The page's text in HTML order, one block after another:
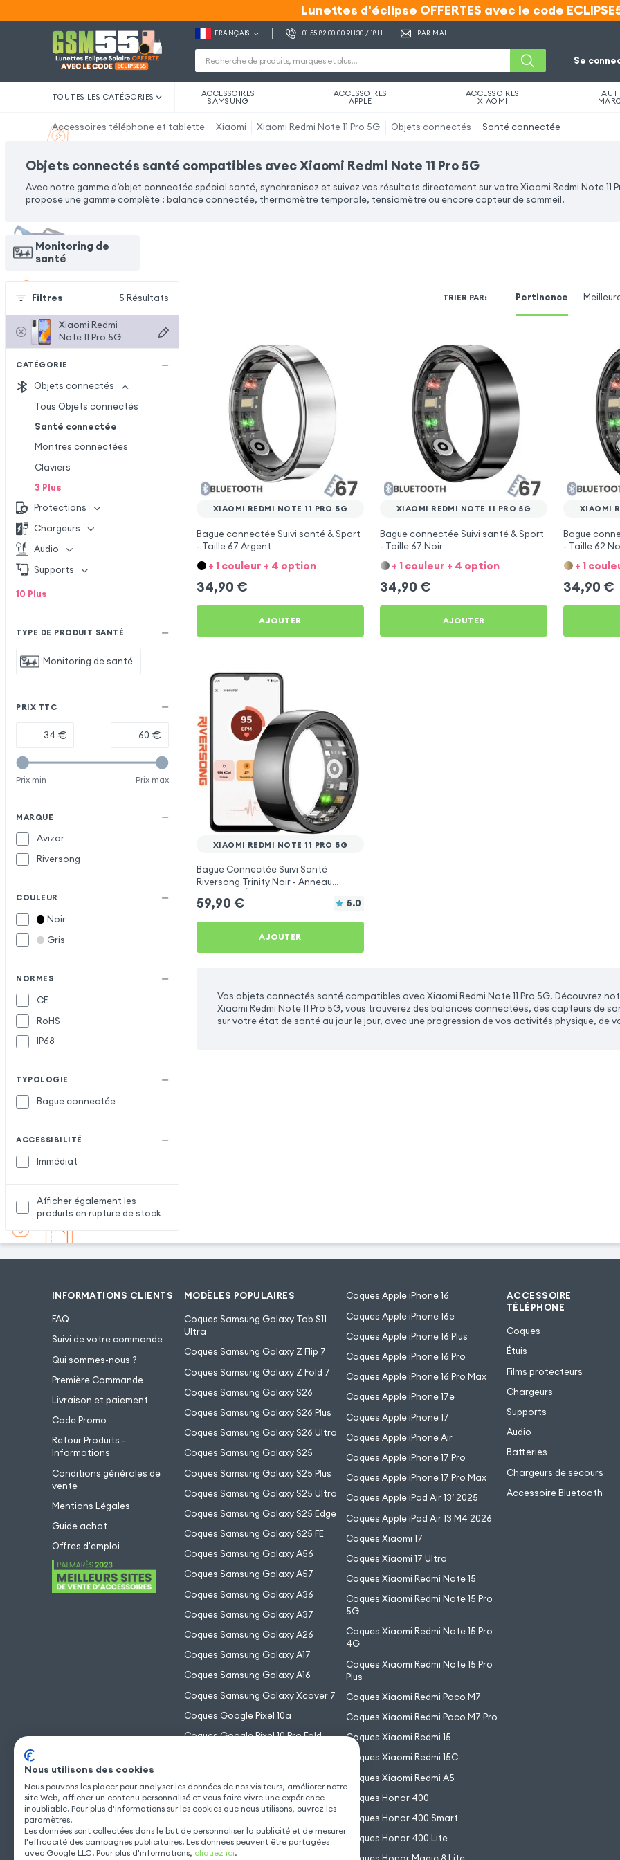
Lunettes d'éclipse OFFERTES avec le code
Lunettes d'éclipse OFFERTES avec le code
FRANÇAIS 01 55 82 00 00 9H30 / 18H PAR MAIL
Se
TOUTES LES CATÉGORIES ACCESSOIRES
SAMSUNG
ACCESSOIRES
APPLE
ACCESSOIRES
XIAOMI
Accessoires téléphone et tablette Xiaomi Xiaomi Redmi Note 11 Pro 5G Objets connectés Santé connectée
Objets connectés santé compatibles avec Xiaomi Redmi Note 11 Pro 5G
Avec notre gamme d’objet connectée spécial santé, synchronisez et suivez vos résultats directement sur votre Xiaomi Redmi Note 11
propose une gamme complète : balance connectée, thermomètre temporale, tensiomètre ou encore capteur de sommeil.
Monitoring de
santé
Filtres 5 Résultats
Xiaomi Redmi
Note 11 Pro 5G
CATÉGORIE
Objets connectés
Tous Objets connectés
Santé connectée
Montres connectées
Claviers
3 Plus
Protections
Chargeurs
Audio
Supports
10 Plus
TYPE DE PRODUIT SANTÉ
Monitoring de santé
PRIX TTC
€ €
Prix min Prix max
MARQUE
Avizar
Riversong
COULEUR
Noir
Gris
NORMES
CE
RoHS
IP68
TYPOLOGIE
Bague connectée
ACCESSIBILITÉ
Immédiat
Afficher également les
produits en rupture de stock
TRIER PAR: Pertinence
XIAOMI REDMI NOTE 11 PRO 5G
Bague connectée Suivi santé & Sport
- Taille 67 Argent
+ 1 couleur + 4 option
34,90 €
AJOUTER
XIAOMI REDMI NOTE 11 PRO 5G
Bague connectée Suivi santé & Sport
- Taille 67 Noir
+ 1 couleur + 4 option
34,90 €
AJOUTER
XIAOMI
Bague
- Taille 62
+ 1
34,90 €
XIAOMI REDMI NOTE 11 PRO 5G
Bague Connectée Suivi Santé
Riversong Trinity Noir - Anneau
59,90 € 5.0
AJOUTER
Vos objets connectés santé compatibles avec Xiaomi Redmi Note 11 Pro 5G. Découvrez
Xiaomi Redmi Note 11 Pro 5G, vous trouverez des balances connectées, des capteurs de
sur votre état de santé au jour le jour, avec une progression de vos activités physique, de
INFORMATIONS CLIENTS
FAQ
Suivi de votre commande
Qui sommes-nous ?
Première Commande
Livraison et paiement
Code Promo
Retour Produits -
Informations
Conditions générales de
vente
Mentions Légales
Guide achat
Offres d'emploi
MODÈLES POPULAIRES
Coques Samsung Galaxy Tab S11
Ultra
Coques Samsung Galaxy Z Flip 7
Coques Samsung Galaxy Z Fold 7
Coques Samsung Galaxy S26
Coques Samsung Galaxy S26 Plus
Coques Samsung Galaxy S26 Ultra
Coques Samsung Galaxy S25
Coques Samsung Galaxy S25 Plus
Coques Samsung Galaxy S25 Ultra
Coques Samsung Galaxy S25 Edge
Coques Samsung Galaxy S25 FE
Coques Samsung Galaxy A56
Coques Samsung Galaxy A57
Coques Samsung Galaxy A36
Coques Samsung Galaxy A37
Coques Samsung Galaxy A26
Coques Samsung Galaxy A17
Coques Samsung Galaxy A16
Coques Samsung Galaxy Xcover 7
Coques Google Pixel 10a
Coques Google Pixel 10 Pro Fold
Coques Google Pixel 10
Coques Apple iPhone 16
Coques Apple iPhone 16e
Coques Apple iPhone 16 Plus
Coques Apple iPhone 16 Pro
Coques Apple iPhone 16 Pro Max
Coques Apple iPhone 17e
Coques Apple iPhone 17
Coques Apple iPhone Air
Coques Apple iPhone 17 Pro
Coques Apple iPhone 17 Pro Max
Coques Apple iPad Air 13’ 2025
Coques Apple iPad Air 13 M4 2026
Coques Xiaomi 17
Coques Xiaomi 17 Ultra
Coques Xiaomi Redmi Note 15
Coques Xiaomi Redmi Note 15 Pro
5G
Coques Xiaomi Redmi Note 15 Pro
4G
Coques Xiaomi Redmi Note 15 Pro
Plus
Coques Xiaomi Redmi Poco M7
Coques Xiaomi Redmi Poco M7 Pro
Coques Xiaomi Redmi 15
Coques Xiaomi Redmi 15C
Coques Xiaomi Redmi A5
Coques Honor 400
Coques Honor 400 Smart
Coques Honor 400 Lite
ACCESSOIRE
TÉLÉPHONE
Coques
Étuis
Films protecteurs
Chargeurs
Supports
Audio
Batteries
Chargeurs de secours
Accessoire Bluetooth
Nous utilisons des cookies
Nous pouvons les placer pour analyser les données de nos visiteurs, améliorer notre
site Web, afficher un contenu personnalisé et vous faire vivre une expérience
inoubliable. Pour plus d'informations sur les cookies que nous utilisons, ouvrez les
paramètres.
Les données sont collectées dans le but de personnaliser la publicité et de mesurer
l'efficacité des campagnes publicitaires. Les données peuvent être partagées
avec Google LLC. Pour plus d'informations, cliquez ici.